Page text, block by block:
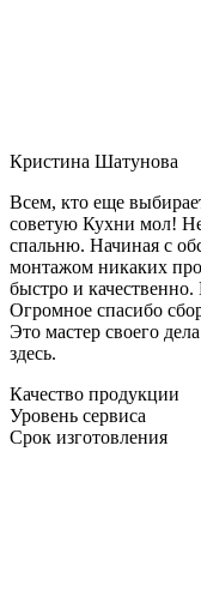
Кристина Шатунова
Всем, кто еще
советую Кухни мол!
спальню. Начиная с
монтажом никаких
быстро и
Огромное спасибо
Это мастер своего
здесь.
Качество продукции
Уровень сервиса
Срок изготовления